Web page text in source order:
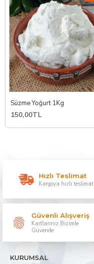
Süzme Yoğurt 1Kg
150,00TL
Hızlı Teslimat
Kargoya hızlı teslimat
Güvenli Alışveriş
Kartlarınız Bizimle
Güvende
KURUMSAL